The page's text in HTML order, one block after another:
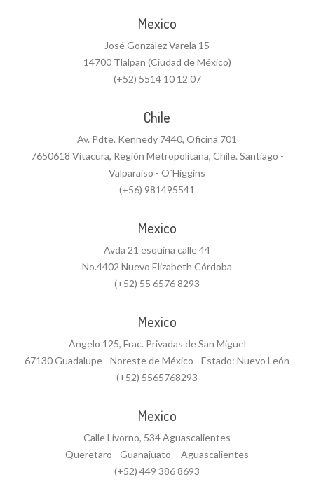
Mexico
José González Varela 15
14700 Tlalpan (Ciudad de México)
(+52) 5514 10 12 07
Chile
Av. Pdte. Kennedy 7440, Oficina 701
7650618 Vitacura, Región Metropolitana, Chile. Santiago -
Valparaiso - O´Higgins
(+56) 981495541
Mexico
Avda 21 esquina calle 44
No.4402 Nuevo Elizabeth Córdoba
(+52) 55 6576 8293
Mexico
Angelo 125, Frac. Privadas de San Miguel
67130 Guadalupe - Noreste de México - Estado: Nuevo León
(+52) 5565768293
Mexico
Calle Livorno, 534 Aguascalientes
Queretaro - Guanajuato – Aguascalientes
(+52) 449 386 8693